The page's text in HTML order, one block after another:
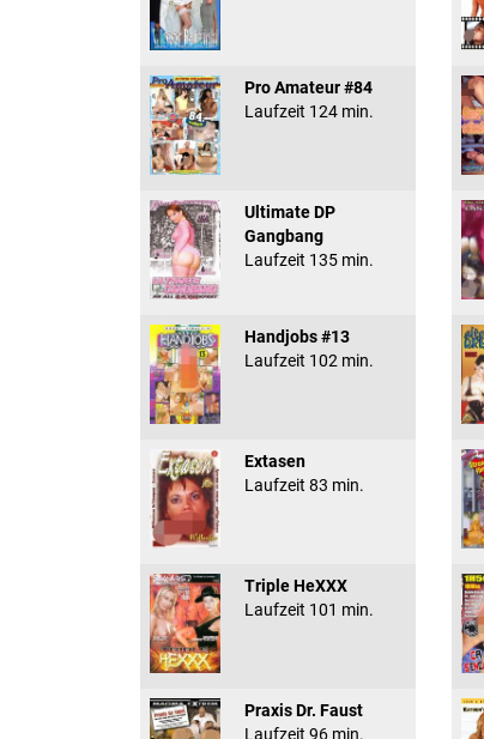
Pro Amateur #84
Laufzeit 124 min.
Ultimate DP
Gangbang
Laufzeit 135 min.
Handjobs #13
Laufzeit 102 min.
Extasen
Laufzeit 83 min.
Triple HeXXX
Laufzeit 101 min.
Praxis Dr. Faust
Laufzeit 96 min.